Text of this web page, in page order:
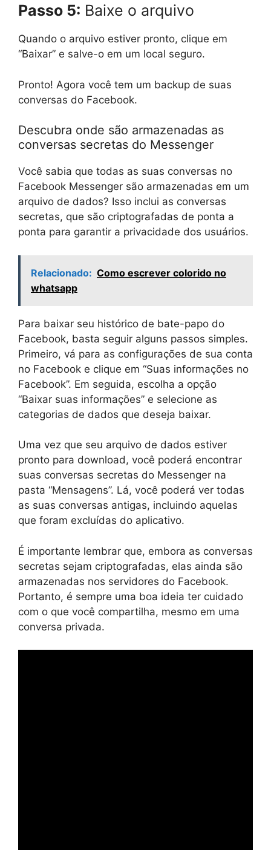
Passo 5: Baixe o arquivo
Quando o arquivo estiver pronto, clique em
“Baixar” e salve-o em um local seguro.
Pronto! Agora você tem um backup de suas
conversas do Facebook.
Descubra onde são armazenadas as
conversas secretas do Messenger
Você sabia que todas as suas conversas no
Facebook Messenger são armazenadas em um
arquivo de dados? Isso inclui as conversas
secretas, que são criptografadas de ponta a
ponta para garantir a privacidade dos usuários.
Relacionado: Como escrever colorido no
whatsapp
Para baixar seu histórico de bate-papo do
Facebook, basta seguir alguns passos simples.
Primeiro, vá para as configurações de sua conta
no Facebook e clique em “Suas informações no
Facebook”. Em seguida, escolha a opção
“Baixar suas informações” e selecione as
categorias de dados que deseja baixar.
Uma vez que seu arquivo de dados estiver
pronto para download, você poderá encontrar
suas conversas secretas do Messenger na
pasta “Mensagens”. Lá, você poderá ver todas
as suas conversas antigas, incluindo aquelas
que foram excluídas do aplicativo.
É importante lembrar que, embora as conversas
secretas sejam criptografadas, elas ainda são
armazenadas nos servidores do Facebook.
Portanto, é sempre uma boa ideia ter cuidado
com o que você compartilha, mesmo em uma
conversa privada.